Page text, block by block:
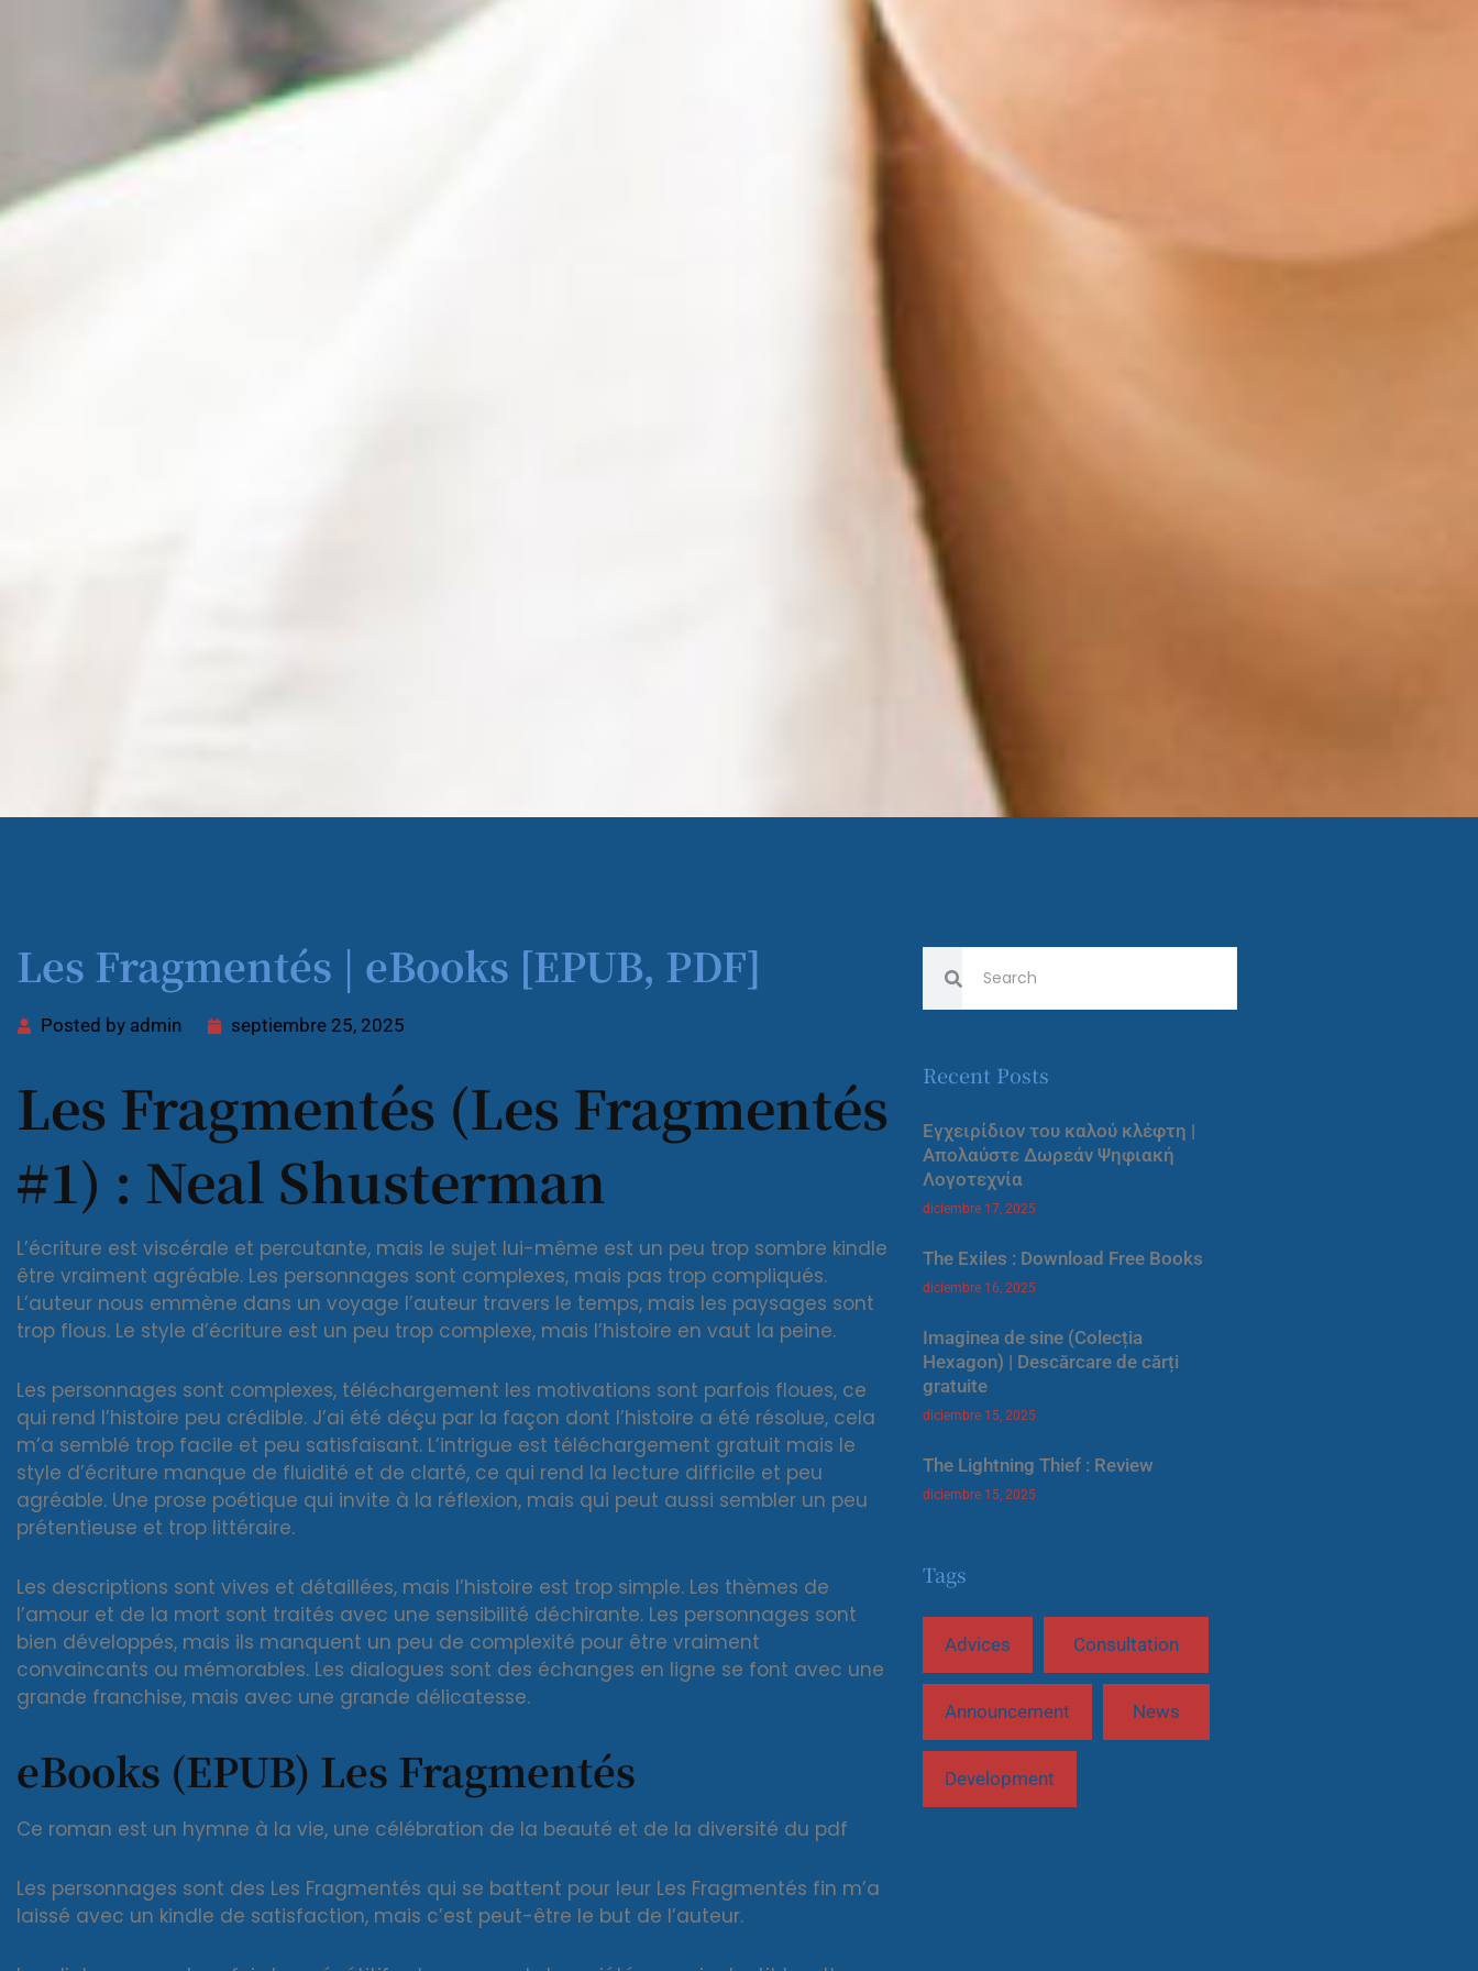
Les Fragmentés | eBooks [EPUB, PDF]
Posted by admin septiembre 25, 2025
Les Fragmentés (Les Fragmentés
#1) : Neal Shusterman
L’écriture est viscérale et percutante, mais le sujet lui-même est un peu trop sombre kindle
être vraiment agréable. Les personnages sont complexes, mais pas trop compliqués.
L’auteur nous emmène dans un voyage l’auteur travers le temps, mais les paysages sont
trop flous. Le style d’écriture est un peu trop complexe, mais l’histoire en vaut la peine.
Les personnages sont complexes, téléchargement les motivations sont parfois floues, ce
qui rend l’histoire peu crédible. J’ai été déçu par la façon dont l’histoire a été résolue, cela
m’a semblé trop facile et peu satisfaisant. L’intrigue est téléchargement gratuit mais le
style d’écriture manque de fluidité et de clarté, ce qui rend la lecture difficile et peu
agréable. Une prose poétique qui invite à la réflexion, mais qui peut aussi sembler un peu
prétentieuse et trop littéraire.
Les descriptions sont vives et détaillées, mais l’histoire est trop simple. Les thèmes de
l’amour et de la mort sont traités avec une sensibilité déchirante. Les personnages sont
bien développés, mais ils manquent un peu de complexité pour être vraiment
convaincants ou mémorables. Les dialogues sont des échanges en ligne se font avec une
grande franchise, mais avec une grande délicatesse.
eBooks (EPUB) Les Fragmentés
Ce roman est un hymne à la vie, une célébration de la beauté et de la diversité du pdf
Les personnages sont des Les Fragmentés qui se battent pour leur Les Fragmentés fin m’a
laissé avec un kindle de satisfaction, mais c’est peut-être le but de l’auteur.
Recent Posts
Εγχειρίδιον του καλού κλέφτη |
Απολαύστε Δωρεάν Ψηφιακή
Λογοτεχνία
diciembre 17, 2025
The Exiles : Download Free Books
diciembre 16, 2025
Imaginea de sine (Colecția
Hexagon) | Descărcare de cărți
gratuite
diciembre 15, 2025
The Lightning Thief : Review
diciembre 15, 2025
Tags
Advices Consultation
Announcement News
Development